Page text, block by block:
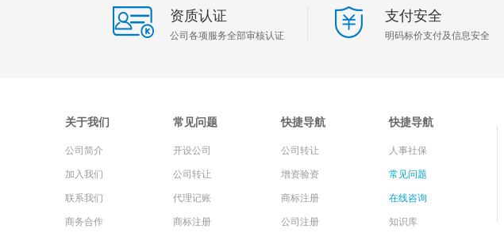
资质认证
公司各项服务全部审核认证
支付安全
明码标价支付及信息安全
关于我们
公司简介
加入我们
联系我们
商务合作
常见问题
开设公司
公司转让
代理记账
商标注册
快捷导航
公司转让
增资验资
商标注册
公司注册
快捷导航
人事社保
常见问题
在线咨询
知识库